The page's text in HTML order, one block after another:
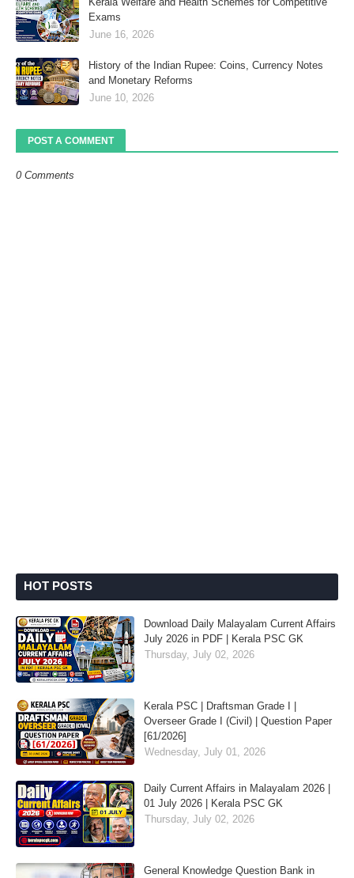
Exams
June 16, 2026
History of the Indian Rupee: Coins, Currency Notes
and Monetary Reforms
June 10, 2026
POST A COMMENT
0 Comments
HOT POSTS
Download Daily Malayalam Current Affairs
July 2026 in PDF | Kerala PSC GK
Thursday, July 02, 2026
Kerala PSC | Draftsman Grade I |
Overseer Grade I (Civil) | Question Paper
[61/2026]
Wednesday, July 01, 2026
Daily Current Affairs in Malayalam 2026 |
01 July 2026 | Kerala PSC GK
Thursday, July 02, 2026
General Knowledge Question Bank in